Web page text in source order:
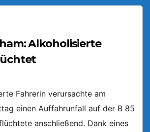
Alkoholisierte
Fahrerin verursachte am
einen Auffahrunfall auf der B 85
anschließend. Dank eines